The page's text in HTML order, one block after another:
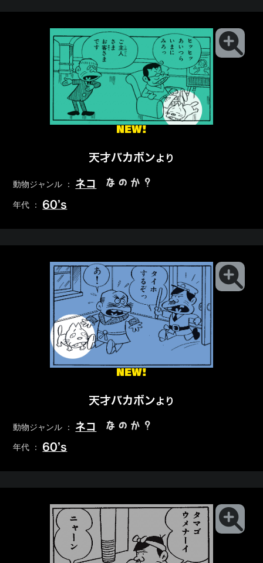
NEW!
天才バカボンより
動物ジャンル ： ネコ なのか？
年代 ： 60’s
NEW!
天才バカボンより
動物ジャンル ： ネコ なのか？
年代 ： 60’s